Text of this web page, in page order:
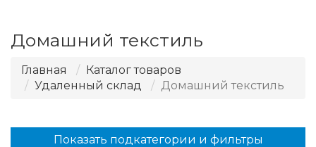
Домашний текстиль
Главная
Каталог товаров
Удаленный склад
Домашний текстиль
Показать подкатегории и фильтры